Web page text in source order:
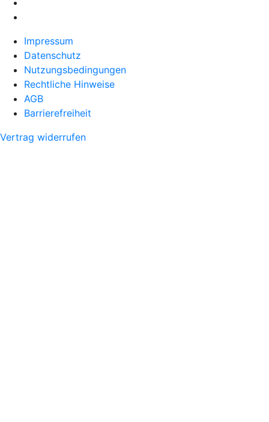
Impressum
Datenschutz
Nutzungsbedingungen
Rechtliche Hinweise
AGB
Barrierefreiheit
Vertrag widerrufen